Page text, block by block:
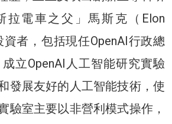
拉電車之父」馬斯克（Elon
者，包括現任OpenAI行政總
立OpenAI人工智能研究實驗
發展友好的人工智能技術，使
驗室主要以非營利模式操作，